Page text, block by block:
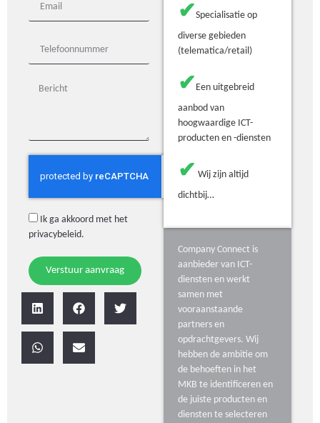
Ik ga akkoord met het
privacybeleid.
Verstuur aanvraag
✔Specialisatie op
diverse gebieden
(telematica/retail)
✔ Een uitgebreid
aanbod van
hoogwaardige ICT-
producten en -diensten
✔ Wij zijn altijd
dichtbij…
Company Connect is
aanbieder van ICT-
diensten en werkt
samen met
vooraanstaande
partners en
opdrachtgevers. Wij
hebben de ambitie om
de behoeften in het
MKB te identificeren en
de juiste producten en
diensten te selecteren